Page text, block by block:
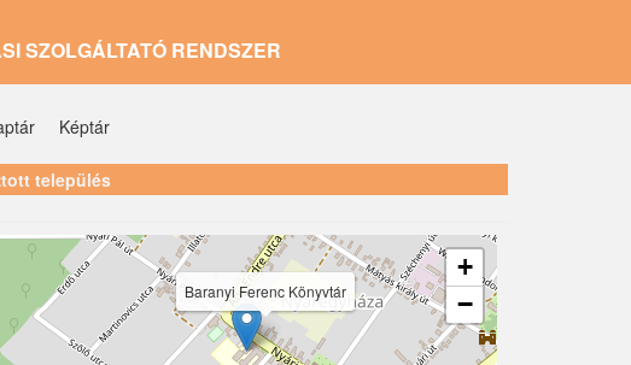
SZOLGÁLTATÓ RENDSZER
Képtár
település
Baranyi Ferenc Könyvtár
+
−